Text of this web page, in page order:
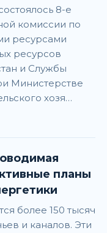
8-е
комиссии по
ресурсами
ресурсов
и Службы
Министерстве
хозя…
планы
более 150 тысяч
и каналов. Эти